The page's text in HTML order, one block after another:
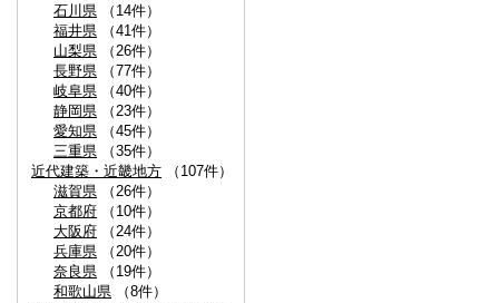
石川県 （14件）
福井県 （41件）
山梨県 （26件）
長野県 （77件）
岐阜県 （40件）
静岡県 （23件）
愛知県 （45件）
三重県 （35件）
近代建築・近畿地方 （107件）
滋賀県 （26件）
京都府 （10件）
大阪府 （24件）
兵庫県 （20件）
奈良県 （19件）
和歌山県 （8件）